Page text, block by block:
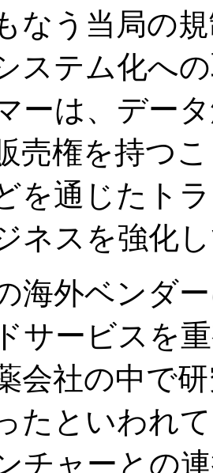
なう当局の
ステム化へ
ーは、デー
売権を持つ
を通じたト
ネスを強化
海外ベンダ
サービスを
会社の中で
たといわれ
チャーとの